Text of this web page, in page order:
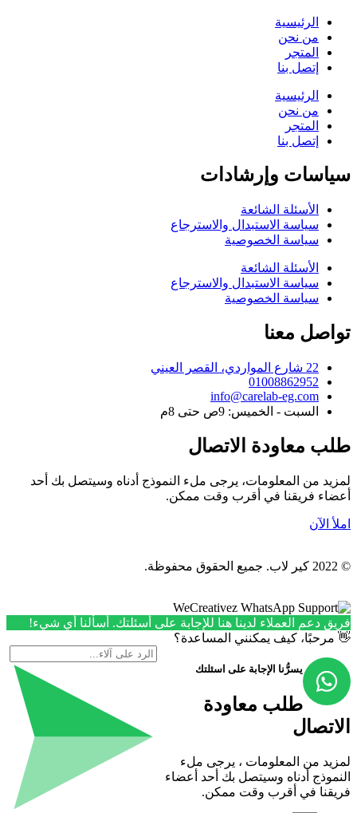
الرئيسية
من نحن
المتجر
إتصل بنا
الرئيسية
من نحن
المتجر
إتصل بنا
سياسات وإرشادات
الأسئلة الشائعة
سياسة الاستبدال والاسترجاع
سياسة الخصوصية
الأسئلة الشائعة
سياسة الاستبدال والاسترجاع
سياسة الخصوصية
تواصل معنا
22 شارع المواردي، القصر العيني
01008862952
info@carelab-eg.com
السبت - الخميس: 9ص حتى 8م
طلب معاودة الاتصال
لمزيد من المعلومات، يرجى ملء النموذج أدناه وسيتصل بك أحد
أعضاء فريقنا في أقرب وقت ممكن.
املأ الآن
© 2022 كير لاب. جميع الحقوق محفوظة.
فريق دعم العملاء لدينا هنا للإجابة على أسئلتك. أسألنا أي شيء!
👋 مرحبًا، كيف يمكنني المساعدة؟
يسرُّنا الإجابة على اسئلتك
طلب معاودة
الاتصال
لمزيد من المعلومات ، يرجى ملء
النموذج أدناه وسيتصل بك أحد أعضاء
فريقنا في أقرب وقت ممكن.